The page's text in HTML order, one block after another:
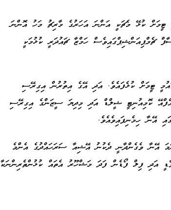
ކުޅޭ މެޗަކީ އަންނަ އަހަރުގެ މާރިޗު މަހު އޮންނަ
ޗެމްޕިއަންޝިޕްގައިވެސް ހަމްޒާ ޗައުދަރީ ކުޅުމަކީ
އަހަރުން ދަށުގެ ގައުމީ ޓީމަށް ކުޅެފައެވެ. އަދި އޭގެ އިތުރުން އިގިރޭސި
ކޮމިއުނިޓީ ޝީލްޑް އަދި މިދިޔަ ސީޒަންގެ އިގިރޭސި
އޭނާ ހިމެނިފައިވެއެވެ.
އޭނާ ވެގެންދާނީ ދެކުނު އޭޝިއާ ސަރަހައްދުގެ އެންމެ
އަދި ފިލް ފޯޑެން ފަދަ މަޝްހޫރު އެތައް ކުޅުންތެރިންނަކާ